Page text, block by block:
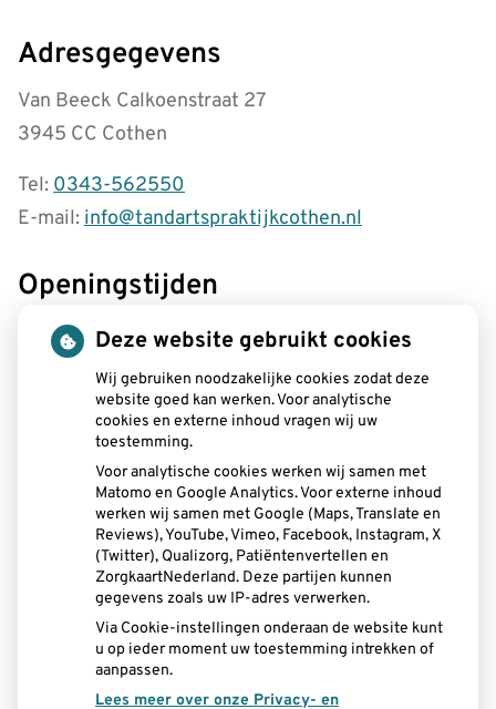
Adresgegevens
Van Beeck Calkoenstraat 27
3945 CC Cothen
Tel:0343-562550
E-mail:info@tandartspraktijkcothen.nl
Openingstijden
Maandag: 08.00tot
- 12.30
13.00 tot- 19.00
08.00tot
- 12.30
13.00tot
- 17.00
Woensdag:
08.15 tot
- 12.30
Donderdag:
08.00tot
- 12.30
13.00tot
- 17.00
08.00tot
- 12.30
13.00tot
- 15.00
Aangesloten bij:
Deze website gebruikt cookies
Wij gebruiken noodzakelijke cookies zodat deze
website goed kan werken. Voor analytische
cookies en externe inhoud vragen wij uw
toestemming.
Voor analytische cookies werken wij samen met
Matomo en Google Analytics. Voor externe inhoud
werken wij samen met Google (Maps, Translate en
Reviews), YouTube, Vimeo, Facebook, Instagram, X
(Twitter), Qualizorg, Patiëntenvertellen en
ZorgkaartNederland. Deze partijen kunnen
gegevens zoals uw IP-adres verwerken.
Via Cookie-instellingen onderaan de website kunt
u op ieder moment uw toestemming intrekken of
aanpassen.
Lees meer over onze Privacy- en